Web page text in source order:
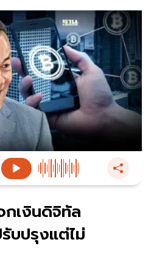
กเงินดิจิทัล
บปรุงแต่ไม่